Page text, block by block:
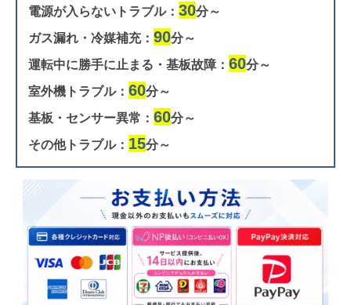
電源が入らないトラブル： 30分～
ガス漏れ・冷媒補充： 90分～
運転中に勝手に止まる・基板故障： 60分～
室外機トラブル： 60分～
基板・センサー異常： 60分～
その他トラブル： 15分～